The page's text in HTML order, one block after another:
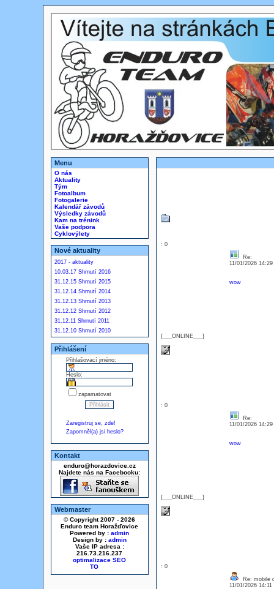
Menu
O nás
Aktuality
Tým
Fotoalbum
Fotogalerie
Kalendář závodů
Výsledky závodů
Kam na trénink
Vaše podpora
Cyklovýlety
Nové aktuality
2017 - aktuality
10.03.17 Shrnutí 2016
31.12.15 Shrnutí 2015
31.12.14 Shrnutí 2014
31.12.13 Shrnutí 2013
31.12.12 Shrnutí 2012
31.12.11 Shrnutí 2011
31.12.10 Shrnutí 2010
Přihlášení
Přihlašovací jméno:
Heslo:
zapamatovat
Zaregistruj se, zde!
Zapomněl(a) jsi heslo?
Kontakt
enduro@horazdovice.cz
Najdete nás na Facebooku:
Webmaster
© Copyright 2007 - 2026
Enduro team Horažďovice
Powered by : admin
Design by : admin
Vaše IP adresa :
216.73.216.237
optimalizace SEO
: 0
{___ONLINE___}
Re:
11/01/2026
wow
: 0
{___ONLINE___}
Re:
11/01/2026
wow
: 0
Re: mobile
11/01/2026 14:11